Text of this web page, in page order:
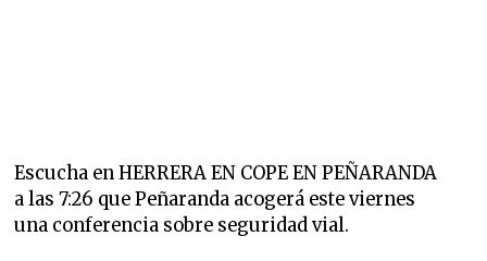
Escucha en HERRERA EN COPE EN PEÑARANDA
a las 7:26 que Peñaranda acogerá este viernes
una conferencia sobre seguridad vial.